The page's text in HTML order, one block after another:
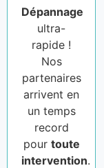
Dépannage
ultra-
rapide !
Nos
partenaires
arrivent en
un temps
record
pour toute
intervention.